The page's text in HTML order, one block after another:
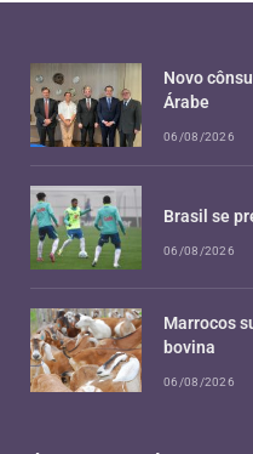
Novo
Árabe
06/08/2026
Brasil se
06/08/2026
Marrocos
bovina
06/08/2026